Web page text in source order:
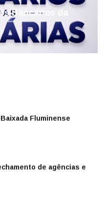
Bancários da
Fluminense
de agências e